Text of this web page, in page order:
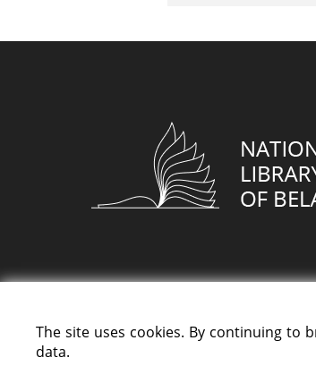
The site uses cookies. By continuing to
data.